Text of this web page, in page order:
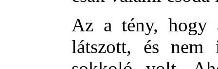
Az a tény, hogy
látszott, és nem